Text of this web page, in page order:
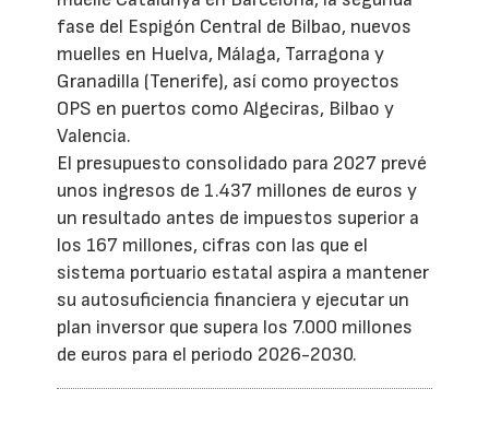
fase del Espigón Central de Bilbao, nuevos
muelles en Huelva, Málaga, Tarragona y
Granadilla (Tenerife), así como proyectos
OPS en puertos como Algeciras, Bilbao y
Valencia.
El presupuesto consolidado para 2027 prevé
unos ingresos de 1.437 millones de euros y
un resultado antes de impuestos superior a
los 167 millones, cifras con las que el
sistema portuario estatal aspira a mantener
su autosuficiencia financiera y ejecutar un
plan inversor que supera los 7.000 millones
de euros para el periodo 2026-2030.